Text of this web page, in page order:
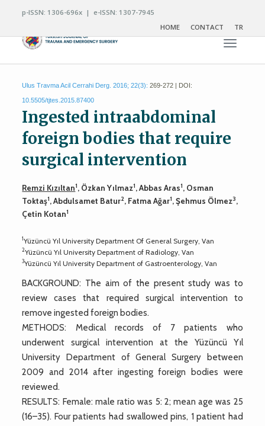
p-ISSN: 1306-696x | e-ISSN: 1307-7945
HOME
CONTACT TR
Toggle
Ulus Travma Acil Cerrahi Derg. 2016; 22(3): 269-272 | DOI:
10.5505/tjtes.2015.87400
Ingested intraabdominal
foreign bodies that require
surgical intervention
Remzi Kızıltan1, Özkan Yılmaz1, Abbas Aras1, Osman
Toktaş1, Abdulsamet Batur2, Fatma Ağar1, Şehmus Ölmez3,
Çetin Kotan1
1Yüzüncü Yıl University Department Of General Surgery, Van
2Yüzüncü Yıl University Department of Radiology, Van
3Yüzüncü Yıl University Department of Gastroenterology, Van
BACKGROUND: The aim of the present study was to
review cases that required surgical intervention to
remove ingested foreign bodies.
METHODS: Medical records of 7 patients who
underwent surgical intervention at the Yüzüncü Yıl
University Department of General Surgery between
2009 and 2014 after ingesting foreign bodies were
reviewed.
RESULTS: Female: male ratio was 5: 2; mean age was 25
(16–35). Four patients had swallowed pins, 1 patient had